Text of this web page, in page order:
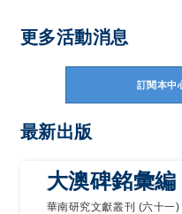
更多活動消息
訂閱本中
最新出版
大澳碑銘彙編
華南研究文獻叢刊 (六十一)